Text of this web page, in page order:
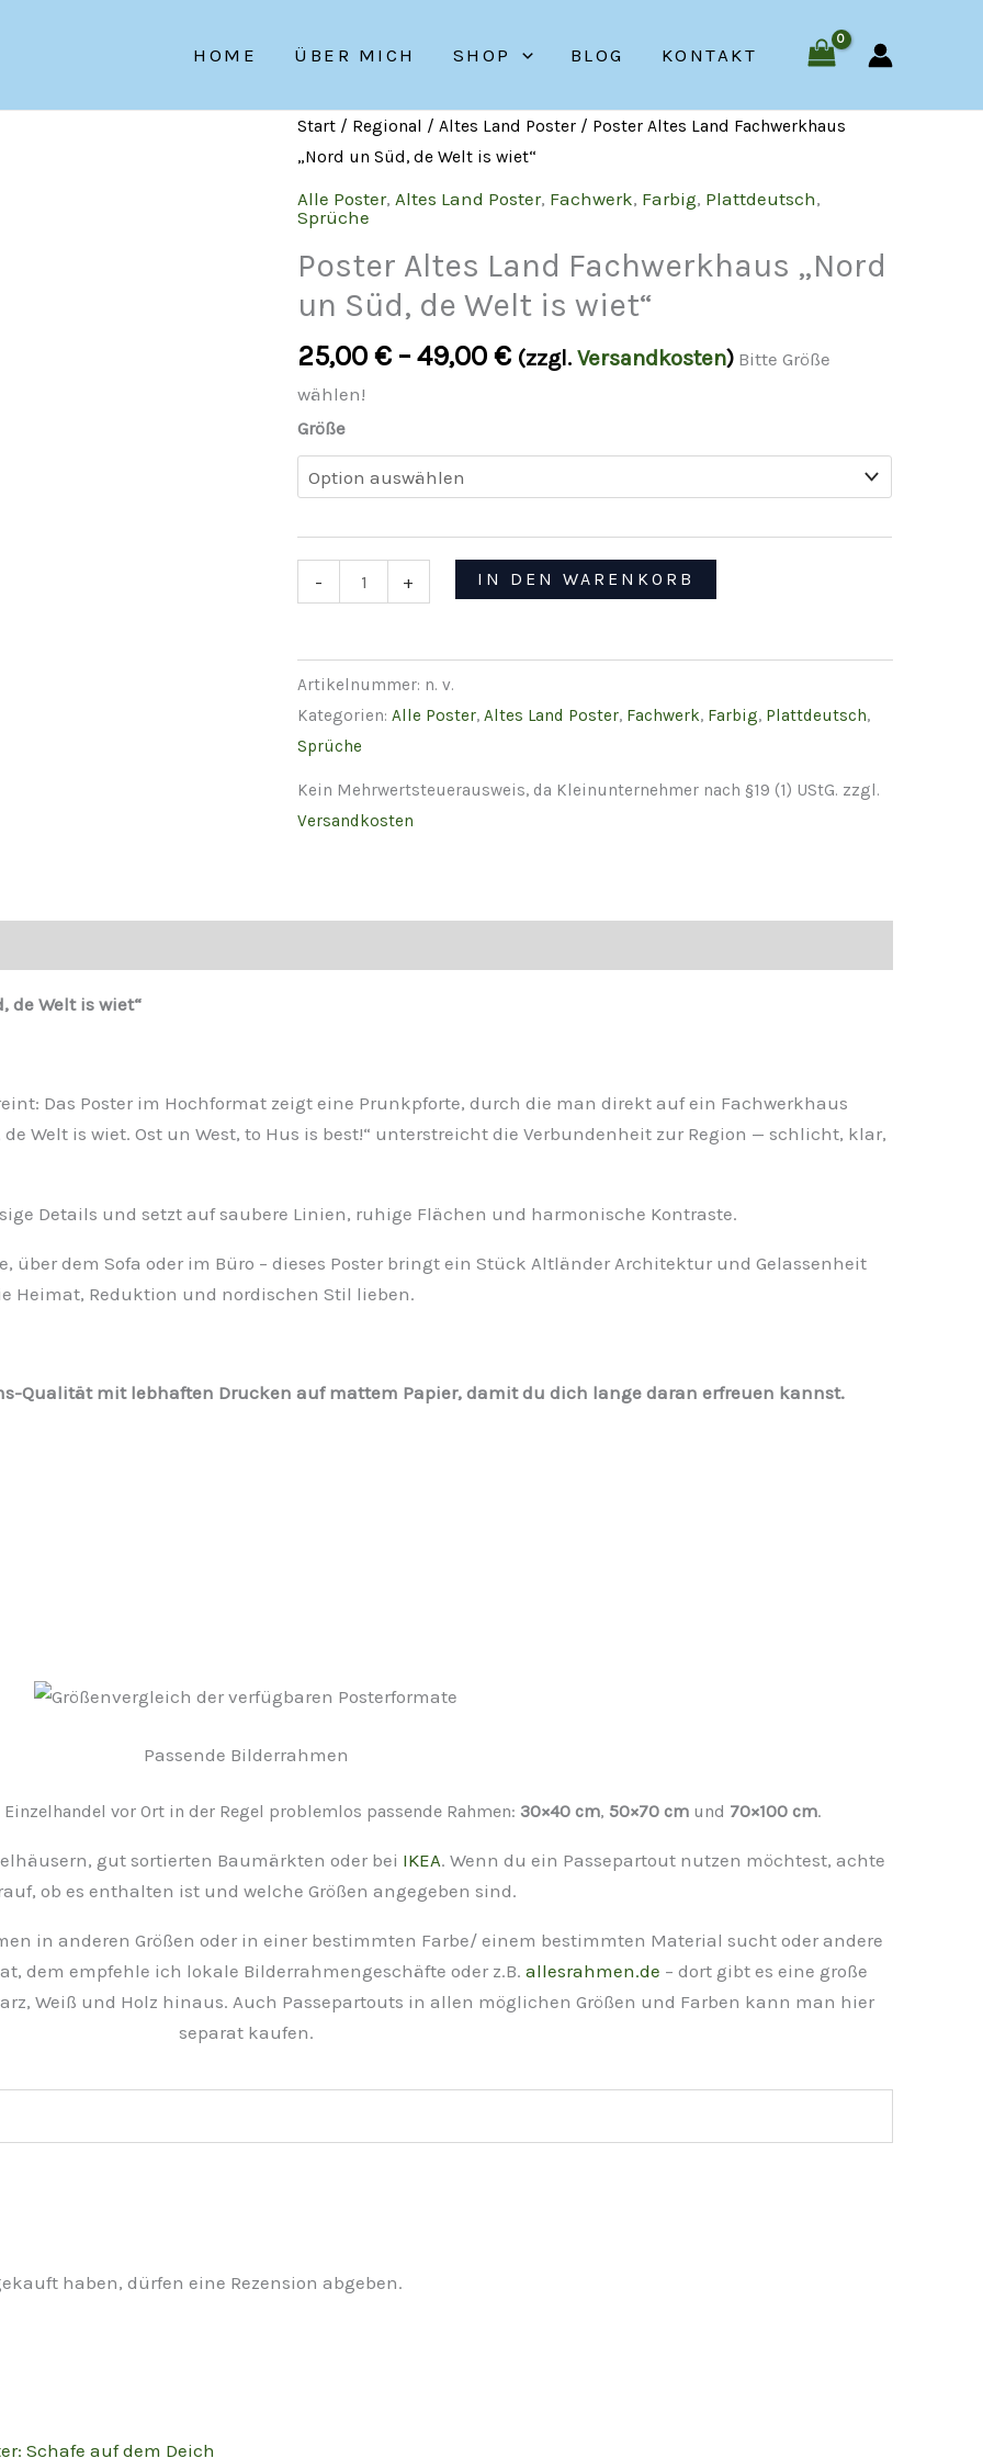
HOME ÜBER MICH SHOP BLOG KONTAKT
Start / Regional /Altes Land Poster / Poster Altes Land Fachwerkhaus
„Nord un Süd, de Welt is wiet“
Alle Poster, Altes Land Poster, Fachwerk, Farbig, Plattdeutsch,
Sprüche
Poster Altes Land Fachwerkhaus „Nord
un Süd, de Welt is wiet“
25,00€ –49,00€ (zzgl.Versandkosten) Bitte Größe
wählen!
Größe
-
Altes
Fachwerkhaus
"Nord
un
Süd,
de
Welt
+ IN DEN WARENKORB
Artikelnummer: n. v.
Kategorien:Alle Poster,Altes Land Poster, Fachwerk, Farbig, Plattdeutsch,
Sprüche
Kein Mehrwertsteuerausweis, da Kleinunternehmer nach §19 (1) UStG. zzgl.
Versandkosten
de Welt is wiet“
Das Poster im Hochformat zeigt eine Prunkpforte, durch die man direkt auf ein Fachwerkhaus
Welt is wiet. Ost un West, to Hus is best!“ unterstreicht die Verbundenheit zur Region — schlicht, klar,
Details und setzt auf saubere Linien, ruhige Flächen und harmonische Kontraste.
über dem Sofa oder im Büro – dieses Poster bringt ein Stück Altländer Architektur und Gelassenheit
Heimat, Reduktion und nordischen Stil lieben.
Qualität mit lebhaften Drucken auf mattem Papier, damit du dich lange daran erfreuen kannst.
Passende Bilderrahmen
vor Ort in der Regel problemlos passende Rahmen: 30×40 cm, 50×70 cm und 70×100 cm.
gut sortierten Baumärkten oder bei IKEA. Wenn du ein Passepartout nutzen möchtest, achte
ob es enthalten ist und welche Größen angegeben sind.
in anderen Größen oder in einer bestimmten Farbe/ einem bestimmten Material sucht oder andere
dem empfehle ich lokale Bilderrahmengeschäfte oder z.B. allesrahmen.de – dort gibt es eine große
Weiß und Holz hinaus. Auch Passepartouts in allen möglichen Größen und Farben kann man hier
separat kaufen.
haben, dürfen eine Rezension abgeben.